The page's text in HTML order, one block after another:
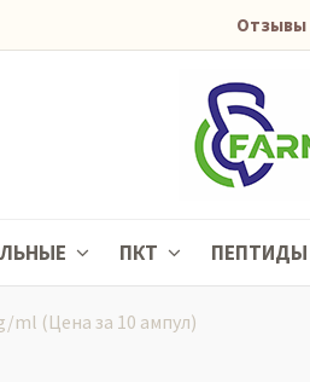
Отзывы
ПКТ ПЕПТИДЫ
ml (Цена за 10 ампул)